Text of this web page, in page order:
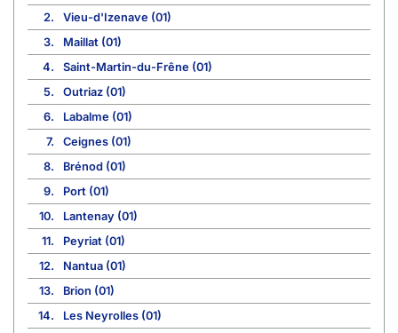
2.
Vieu-d'Izenave (01)
3.
Maillat (01)
4.
Saint-Martin-du-Frêne (01)
5.
Outriaz (01)
6.
Labalme (01)
7.
Ceignes (01)
8.
Brénod (01)
9.
Port (01)
10.
Lantenay (01)
11.
Peyriat (01)
12.
Nantua (01)
13.
Brion (01)
14.
Les Neyrolles (01)